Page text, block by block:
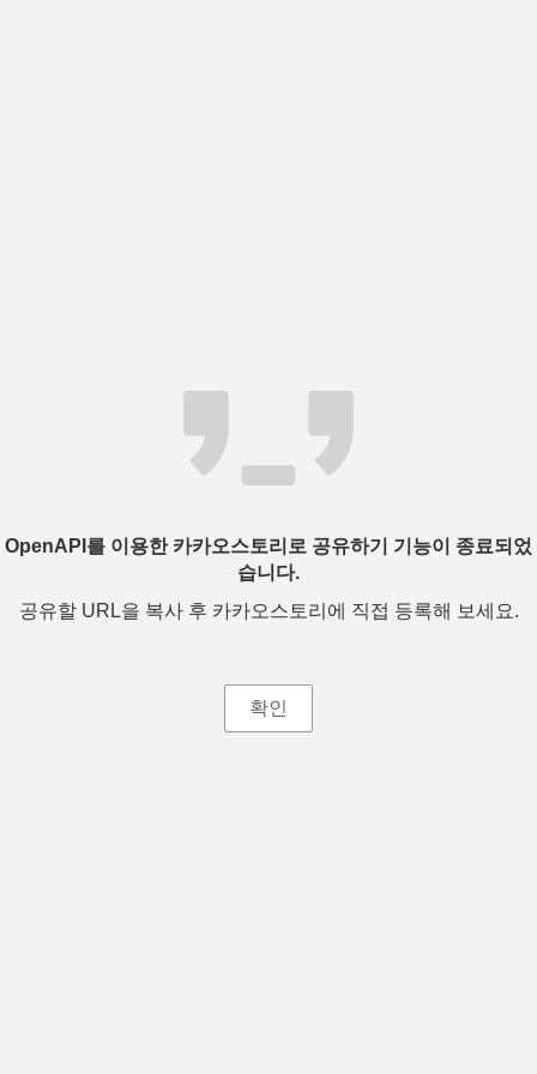
OpenAPI를 이용한 카카오스토리로 공유하기 기능이 종료되었
습니다.
공유할 URL을 복사 후 카카오스토리에 직접 등록해 보세요.
확인